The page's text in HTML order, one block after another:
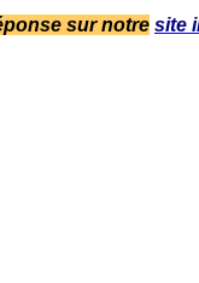
sur notre site